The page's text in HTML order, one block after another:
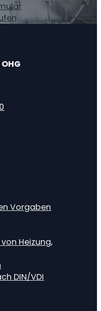
Vorgaben
Heizung,
DIN/VDI